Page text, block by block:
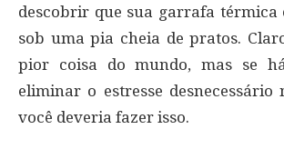
descobrir que sua garrafa térmica
sob uma pia cheia de pratos.
pior coisa do mundo, mas se
eliminar o estresse desnecessário
você deveria fazer isso.